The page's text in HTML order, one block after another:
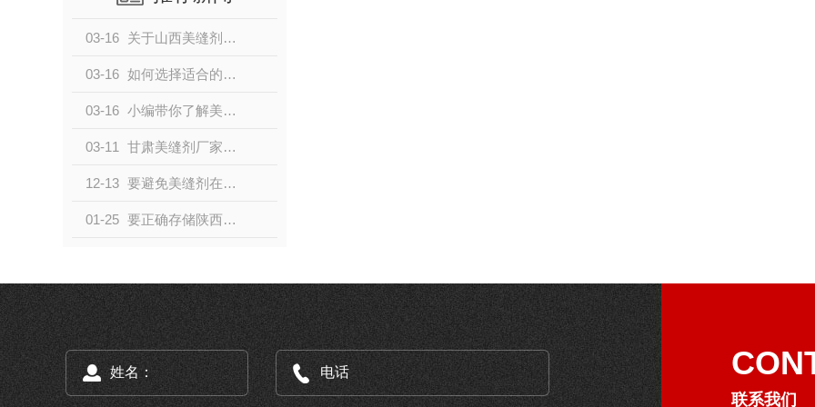
03-16 关于山西美缝剂环保性能如何?
03-16 如何选择适合的美缝剂？
03-16 小编带你了解美缝剂有哪些优点
03-11 甘肃美缝剂厂家告诉你哪些颜色的美缝剂更耐脏？
12-13 要避免美缝剂在存储过程中的损坏，可以采取以下措施
01-25 要正确存储陕西美缝剂，可以遵循以下步骤
联系我们